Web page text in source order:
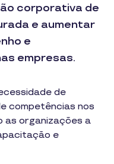
corporativa de
e aumentar
e
empresas.
de
competências nos
as organizações a
e